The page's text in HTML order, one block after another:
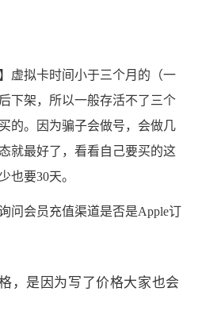
虚拟卡时间小于三个月的（一
下架，所以一般存活不了三个
的。因为骗子会做号，会做几
就最好了，看看自己要买的这
也要30天。
问会员充值渠道是否是Apple订
，是因为写了价格大家也会